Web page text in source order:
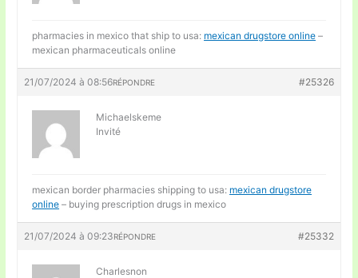
pharmacies in mexico that ship to usa: mexican drugstore online –
mexican pharmaceuticals online
21/07/2024 à 08:56 #25326
RÉPONDRE
Michaelskeme
Invité
mexican border pharmacies shipping to usa: mexican drugstore
online – buying prescription drugs in mexico
21/07/2024 à 09:23 #25332
RÉPONDRE
Charlesnon